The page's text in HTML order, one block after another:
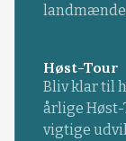
Høst-Tour
Bliv klar til
årlige Høst-
vigtige